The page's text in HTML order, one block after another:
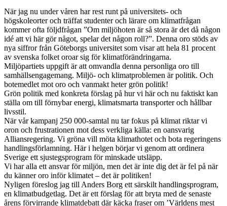
När jag nu under våren har rest runt på universitets- och
högskoleorter och träffat studenter och lärare om klimatfrågan
kommer ofta följdfrågan ”Om miljöhoten är så stora är det då någon
idé att vi här gör något, spelar det någon roll?”. Denna oro stöds av
nya siffror från Göteborgs universitet som visar att hela 81 procent
av svenska folket oroar sig för klimatförändringarna.
Miljöpartiets uppgift är att omvandla denna personliga oro till
samhällsengagemang. Miljö- och klimatproblemen är politik. Och
botemedlet mot oro och vanmakt heter grön politik!
Grön politik med konkreta förslag på hur vi här och nu faktiskt kan
ställa om till förnybar energi, klimatsmarta transporter och hållbar
livsstil.
När vår kampanj 250 000-samtal nu tar fokus på klimat riktar vi
oron och frustrationen mot dess verkliga källa: en oansvarig
Alliansregering. Vi gröna vill möta klimathotet och bota regeringens
handlingsförlamning. Här i helgen börjar vi genom att ordinera
Sverige ett sjustegsprogram för minskade utsläpp.
Vi har alla ett ansvar för miljön, men det är inte dig det är fel på när
du känner oro inför klimatet – det är politiken!
Nyligen föreslog jag till Anders Borg ett särskilt handlingsprogram,
en klimatbudgetlag. Det är ett förslag för att bryta med de senaste
årens förvirrande klimatdebatt där käcka fraser om ’Världens mest